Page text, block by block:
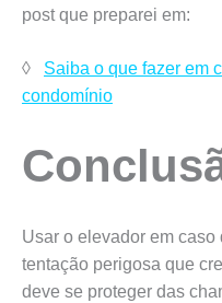
post que preparei em:
◊ Saiba o que fazer em
condomínio
Usar o elevador em
tentação perigosa que
deve se proteger das